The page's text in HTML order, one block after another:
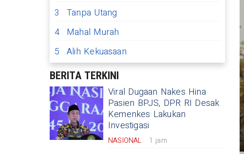
3
Tanpa Utang
4 Mahal Murah
5 Alih Kekuasaan
BERITA TERKINI
Viral Dugaan Nakes Hina
Pasien BPJS, DPR RI Desak
Kemenkes Lakukan
Investigasi
NASIONAL 1 jam
: Sensasi Naik Gajah Tunggang
Lembah Hijau